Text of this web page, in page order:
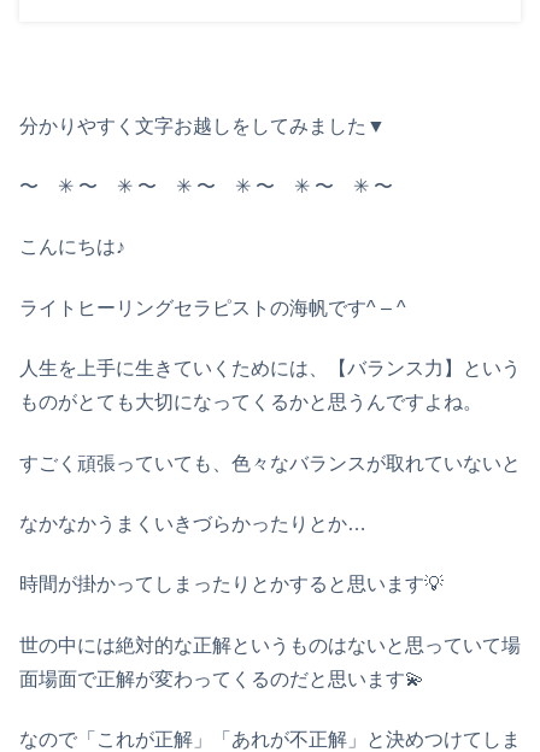
分かりやすく文字お越しをしてみました▼
〜 ✳︎ 〜 ✳︎ 〜 ✳︎ 〜 ✳︎ 〜 ✳︎ 〜 ✳︎ 〜
こんにちは♪
ライトヒーリングセラピストの海帆です^ – ^
人生を上手に生きていくためには、【バランス力】という
ものがとても大切になってくるかと思うんですよね。
すごく頑張っていても、色々なバランスが取れていないと
なかなかうまくいきづらかったりとか…
時間が掛かってしまったりとかすると思います💡
世の中には絶対的な正解というものはないと思っていて場
面場面で正解が変わってくるのだと思います💫
なので「これが正解」「あれが不正解」と決めつけてしま